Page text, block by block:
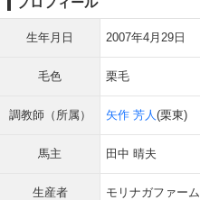
生年月日 2007年4月29日
毛色 栗毛
調教師（所属） 矢作 芳人(栗東)
馬主 田中 晴夫
生産者 モリナガファーム